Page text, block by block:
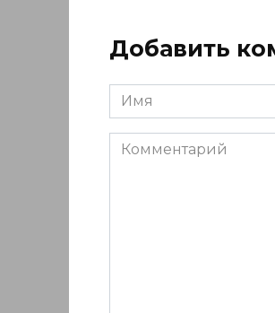
Добавить
Имя
*
Комментарий